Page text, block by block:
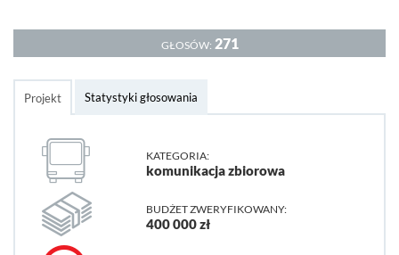
GŁOSÓW: 271
Projekt Statystyki głosowania
KATEGORIA:
komunikacja zbiorowa
BUDŻET ZWERYFIKOWANY:
400 000 zł